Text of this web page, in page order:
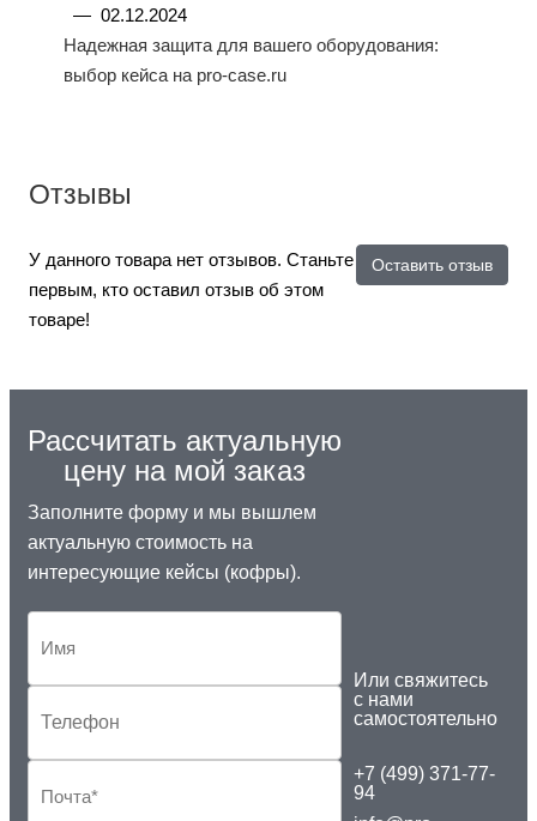
— 02.12.2024
Надежная защита для вашего оборудования:
выбор кейса на pro-case.ru
Отзывы
Оставить отзыв
У данного товара нет отзывов. Станьте
первым, кто оставил отзыв об этом
товаре!
Рассчитать актуальную
цену на мой заказ
Заполните форму и мы вышлем
актуальную стоимость на
интересующие кейсы (кофры).
Или свяжитесь
с нами
самостоятельно
+7 (499) 371-77-
94